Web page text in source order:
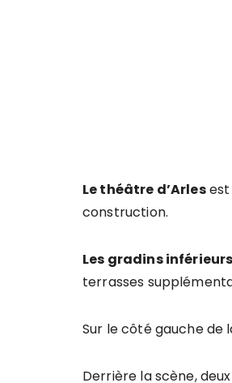
Le théâtre d’Arlesest
construction.
Les gradins
terrasses
Sur le côté gauche de
Derrière la scène,